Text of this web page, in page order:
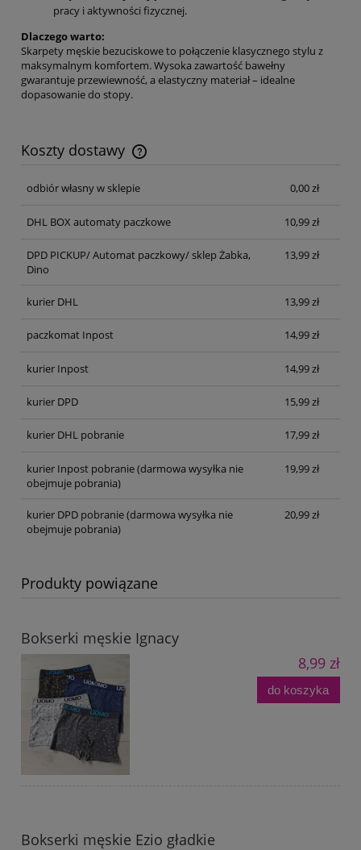
pracy i aktywności fizycznej.
Dlaczego warto:
Skarpety męskie bezuciskowe to połączenie klasycznego stylu z
maksymalnym komfortem. Wysoka zawartość bawełny
gwarantuje przewiewność, a elastyczny materiał – idealne
dopasowanie do stopy.
Koszty dostawy
Cena nie zawiera ewentualnych kosztów płatności
odbiór własny w sklepie
0,00 zł
DHL BOX automaty paczkowe 10,99 zł
DPD PICKUP/ Automat paczkowy/ sklep Żabka,
Dino
13,99 zł
kurier DHL 13,99 zł
paczkomat Inpost 14,99 zł
kurier Inpost 14,99 zł
kurier DPD 15,99 zł
kurier DHL pobranie 17,99 zł
kurier Inpost pobranie(darmowa wysyłka nie
obejmuje pobrania)
19,99 zł
kurier DPD pobranie(darmowa wysyłka nie
obejmuje pobrania)
20,99 zł
Produkty powiązane
Bokserki męskie Ignacy
8,99 zł
do koszyka
Bokserki męskie Ezio gładkie